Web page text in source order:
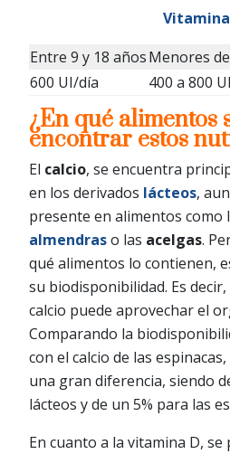
Entre 9 y 18 añosMenores
600 UI/día
400 a 800
¿En qué alimentos
encontrar estos
El calcio, se encuentra
en los derivados lácteos,
presente en alimentos como
almendraso las acelgas.
qué alimentos lo contienen,
su biodisponibilidad. Es
calcio puede aprovechar el
Comparando la
con el calcio de las
una gran diferencia, siendo
lácteos y de un 5% para las
En cuanto a la vitamina D,